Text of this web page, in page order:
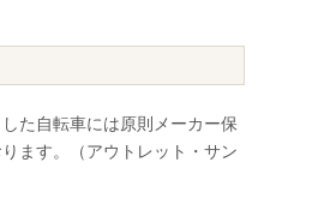
た自転車には原則メーカー保
ます。（アウトレット・サン